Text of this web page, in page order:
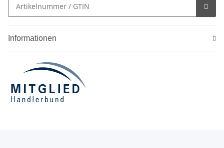
Informationen